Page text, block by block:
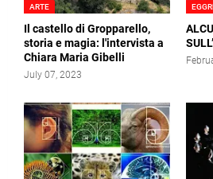
ARTE
Il castello di Gropparello,
storia e magia: l'intervista a
Chiara Maria Gibelli
July 07, 2023